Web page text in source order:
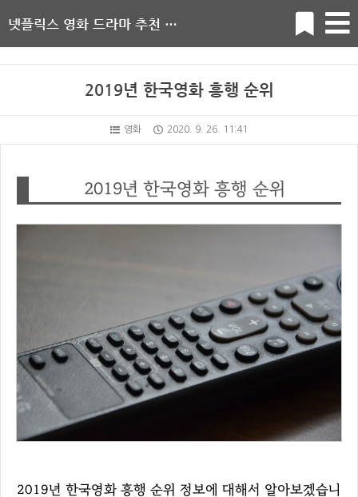
넷플릭스 영화 드라마 추천 순위
2019년 한국영화 흥행 순위
영화 2020. 9. 26. 11:41
2019년 한국영화 흥행 순위
2019년 한국영화 흥행 순위 정보에 대해서 알아보겠습니